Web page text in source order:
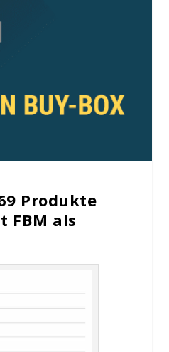
Produkte
FBM als